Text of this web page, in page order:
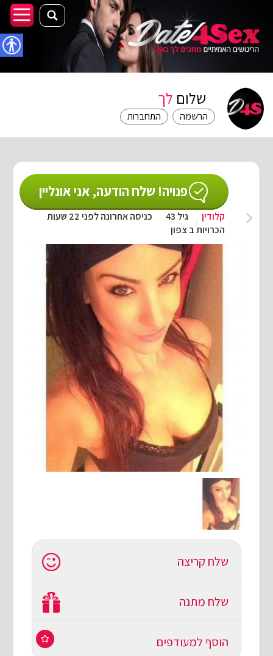
שלום לך
התחברות הרשמה
פנויה! שלח הודעה, אני אונליין
קלודין גיל 43
כניסה אחרונה לפני 22 שעות
הכרויות ב צפון
שלח קריצה
שלח מתנה
הוסף למעודפים